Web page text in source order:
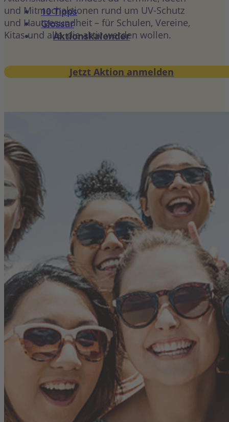
10 Tipps
Glossar
Aktionskalender
und Mitmachaktionen rund um UV-Schutz
und Hautgesundheit – für Schulen, Vereine,
Kitas und alle, die aktiv werden wollen.
Jetzt Aktion anmelden